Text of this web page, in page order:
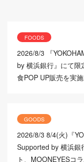
FOODS
2026/8/3
『
by 横浜銀行』にて限
食POP UP販売を実施
GOODS
2026/8/3 8/4(火)『
Supported by 横浜銀
ト、MOONEYESコ